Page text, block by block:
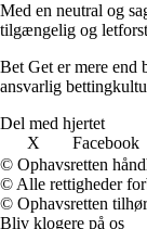
Med en neutral og
tilgængelig og
Bet Get er mere end
ansvarlig
Del med hjertet
X
Facebook
© Ophavsretten
© Alle rettigheder
© Ophavsretten
Bliv klogere på os